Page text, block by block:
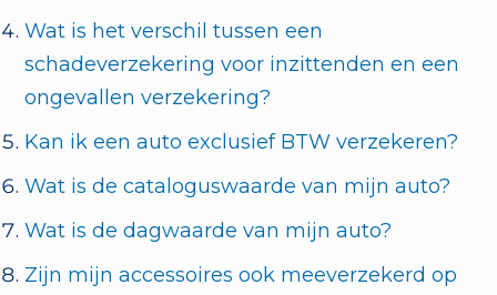
Wat is het verschil tussen een
schadeverzekering voor inzittenden en een
ongevallen verzekering?
Kan ik een auto exclusief BTW verzekeren?
Wat is de cataloguswaarde van mijn auto?
Wat is de dagwaarde van mijn auto?
Zijn mijn accessoires ook meeverzekerd op